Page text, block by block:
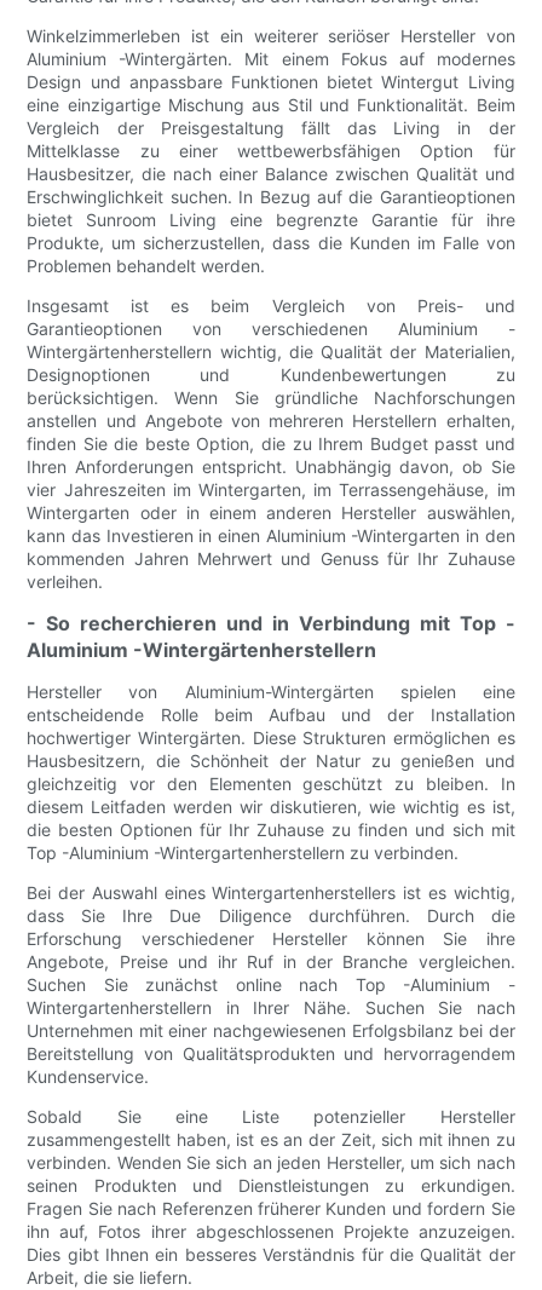
Winkelzimmerleben ist ein weiterer seriöser Hersteller von
Aluminium -Wintergärten. Mit einem Fokus auf modernes
Design und anpassbare Funktionen bietet Wintergut Living
eine einzigartige Mischung aus Stil und Funktionalität. Beim
Vergleich der Preisgestaltung fällt das Living in der
Mittelklasse zu einer wettbewerbsfähigen Option für
Hausbesitzer, die nach einer Balance zwischen Qualität und
Erschwinglichkeit suchen. In Bezug auf die Garantieoptionen
bietet Sunroom Living eine begrenzte Garantie für ihre
Produkte, um sicherzustellen, dass die Kunden im Falle von
Problemen behandelt werden.
Insgesamt ist es beim Vergleich von Preis- und
Garantieoptionen von verschiedenen Aluminium -
Wintergärtenherstellern wichtig, die Qualität der Materialien,
Designoptionen und Kundenbewertungen zu
berücksichtigen. Wenn Sie gründliche Nachforschungen
anstellen und Angebote von mehreren Herstellern erhalten,
finden Sie die beste Option, die zu Ihrem Budget passt und
Ihren Anforderungen entspricht. Unabhängig davon, ob Sie
vier Jahreszeiten im Wintergarten, im Terrassengehäuse, im
Wintergarten oder in einem anderen Hersteller auswählen,
kann das Investieren in einen Aluminium -Wintergarten in den
kommenden Jahren Mehrwert und Genuss für Ihr Zuhause
verleihen.
- So recherchieren und in Verbindung mit Top -
Aluminium -Wintergärtenherstellern
Hersteller von Aluminium-Wintergärten spielen eine
entscheidende Rolle beim Aufbau und der Installation
hochwertiger Wintergärten. Diese Strukturen ermöglichen es
Hausbesitzern, die Schönheit der Natur zu genießen und
gleichzeitig vor den Elementen geschützt zu bleiben. In
diesem Leitfaden werden wir diskutieren, wie wichtig es ist,
die besten Optionen für Ihr Zuhause zu finden und sich mit
Top -Aluminium -Wintergartenherstellern zu verbinden.
Bei der Auswahl eines Wintergartenherstellers ist es wichtig,
dass Sie Ihre Due Diligence durchführen. Durch die
Erforschung verschiedener Hersteller können Sie ihre
Angebote, Preise und ihr Ruf in der Branche vergleichen.
Suchen Sie zunächst online nach Top -Aluminium -
Wintergartenherstellern in Ihrer Nähe. Suchen Sie nach
Unternehmen mit einer nachgewiesenen Erfolgsbilanz bei der
Bereitstellung von Qualitätsprodukten und hervorragendem
Kundenservice.
Sobald Sie eine Liste potenzieller Hersteller
zusammengestellt haben, ist es an der Zeit, sich mit ihnen zu
verbinden. Wenden Sie sich an jeden Hersteller, um sich nach
seinen Produkten und Dienstleistungen zu erkundigen.
Fragen Sie nach Referenzen früherer Kunden und fordern Sie
ihn auf, Fotos ihrer abgeschlossenen Projekte anzuzeigen.
Dies gibt Ihnen ein besseres Verständnis für die Qualität der
Arbeit, die sie liefern.